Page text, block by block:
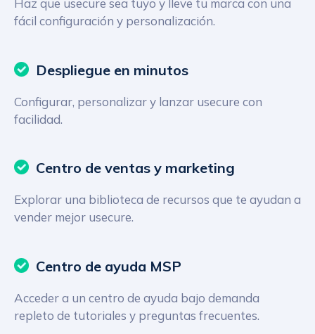
Haz que usecure sea tuyo y lleve tu marca con una
fácil configuración y personalización.
Despliegue en minutos
Configurar, personalizar y lanzar usecure con
facilidad.
Centro de ventas y marketing
Explorar una biblioteca de recursos que te ayudan a
vender mejor usecure.
Centro de ayuda MSP
Acceder a un centro de ayuda bajo demanda
repleto de tutoriales y preguntas frecuentes.